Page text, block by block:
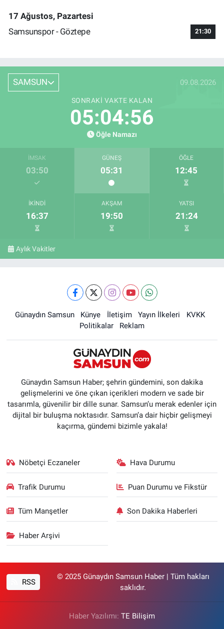
17 Ağustos, Pazartesi
Samsunspor - Göztepe
21:30
SAMSUN 09.08.2026
SONRAKI VAKTE KALAN
05:04:56
Öğle Namazı
İMSAK
03:50
GÜNEŞ
05:31
ÖĞLE
12:45
İKINDI
16:37
AKŞAM
19:50
YATSI
21:24
Aylık Vakitler
Günaydın Samsun Künye İletişim Yayın İlkeleri
KVKK
Politikalar
Reklam
Günaydın Samsun Haber; şehrin gündemini, son dakika
gelişmelerini ve öne çıkan içerikleri modern ve sade bir
tasarımla, güvenilir bir dille sunar. Samsun’u merak edenler için
dijital bir buluşma noktasıdır. Samsun’a dair hiçbir gelişmeyi
kaçırma, gündemi bizimle yakala!
Nöbetçi Eczaneler Hava Durumu
Trafik Durumu Puan Durumu ve Fikstür
Tüm Manşetler Son Dakika Haberleri
Haber Arşivi
RSS
© 2025 Günaydın Samsun Haber | Tüm hakları
saklıdır.
Haber Yazılımı: TE Bilişim